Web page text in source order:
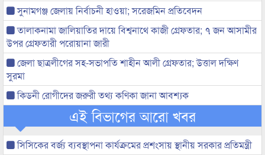
সুনামগঞ্জ জেলায় নির্বাচনী হাওয়া; সরেজমিন প্রতিবেদন
তালাকনামা জালিয়াতির দায়ে বিশ্বনাথে কাজী গ্রেফতার; ৭ জন আসামীর
উপর গ্রেফতারী পরোয়ানা জারী
জেলা ছাত্রলীগের সহ-সভাপতি শাহীন আলী গ্রেফতার; উত্তাল দক্ষিণ
সুরমা
কিডনী রোগীদের জরুরী তথ্য কণিকা জানা আবশ্যক
এই বিভাগের আরো খবর
সিসিকের বর্জ্য ব্যবস্থাপনা কার্যক্রমের প্রশংসায় স্থানীয় সরকার প্রতিমন্ত্রী